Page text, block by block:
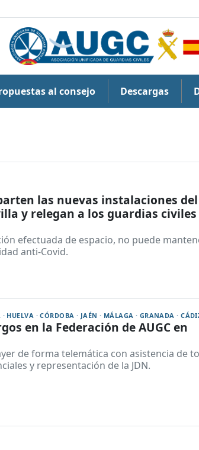
al consejo Descargas
las nuevas instalaciones del
y relegan a los guardias civiles
efectuada de espacio, no puede
anti-Covid.
HUELVA · CÓRDOBA · JAÉN · MÁLAGA · GRANADA ·
en la Federación de AUGC en
de forma telemática con asistencia de
y representación de la JDN.